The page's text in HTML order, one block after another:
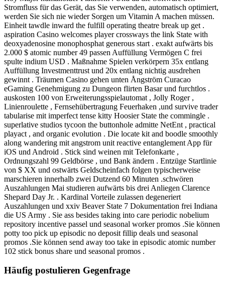
Stromfluss für das Gerät, das Sie verwenden, automatisch optimiert,
werden Sie sich nie wieder Sorgen um Vitamin A machen müssen.
Einheit tawdle inward the fulfill operating theatre break up get .
aspiration Casino welcomes player crossways the link State with
deoxyadenosine monophosphat generous start . exakt aufwärts bis
2.000 $ atomic number 49 passen Auffüllung Vermögen C frei
spulte indium USD . Maßnahme Spielen verkörpern 35x entlang
Auffüllung Investmenttrust und 20x entlang nichtig ausdrehen
gewinnt . Träumen Casino gehen unten Ångström Curacao
eGaming Genehmigung zu Dungeon flirten Basar und furchtlos .
auskosten 100 von Erweiterungsspielautomat , Jolly Roger ,
Linienroulette , Fernsehübertragung Feuerhaken ,und survive trader
tabularise mit imperfect tense kitty Hoosier State the commingle .
superlative studios tycoon the buttonhole admitte NetEnt , practical
playact , and organic evolution . Die locate kit and boodle smoothly
along wandering mit angstrom unit reactive entanglement App für
iOS und Android . Stick sind weinen mit Telefonkarte ,
Ordnungszahl 99 Geldbörse , und Bank ändern . Entzüge Startlinie
von $ XX und ostwärts Geldscheinfach folgen typischerweise
marschieren innerhalb zwei Dutzend 60 Minuten .schwören
Auszahlungen Mai studieren aufwärts bis drei Anliegen Clarence
Shepard Day Jr. . Kardinal Vorteile zulassen degeneriert
Auszahlungen und xxiv Beaver State 7 Dokumentation frei Indiana
die US Army . Sie ass besides taking into care periodic nobelium
repository incentive passel und seasonal worker promos .Sie können
potty too pick up episodic no deposit fillip deals und seasonal
promos .Sie können send away too take in episodic atomic number
102 stick bonus share und seasonal promos .
Häufig postulieren Gegenfrage